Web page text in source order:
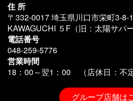
住 所
〒332-0017 埼玉県川口市栄町3-8-
KAWAGUCHI ５F（旧：太陽サパ
電話番号
048-259-5776
営業時間
18：00～翌1 ：00 （店休日：不定
グループ店舗は